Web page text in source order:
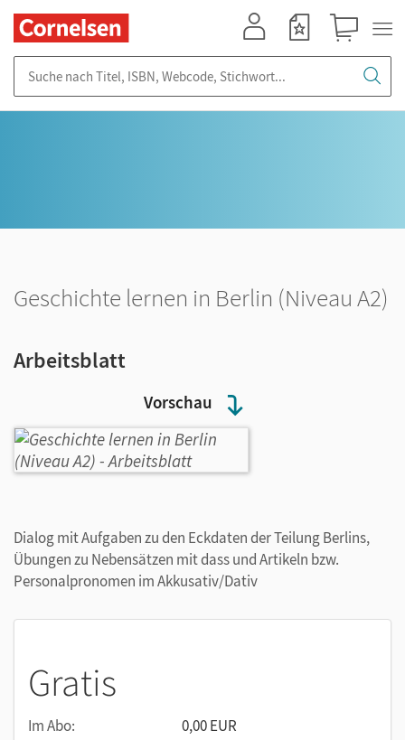
Vorschau
Geschichte lernen in Berlin (Niveau A2)
Arbeitsblatt
Dialog mit Aufgaben zu den Eckdaten der Teilung Berlins,
Übungen zu Nebensätzen mit dass und Artikeln bzw.
Personalpronomen im Akkusativ/Dativ
Gratis
Im Abo:
0,00 EUR